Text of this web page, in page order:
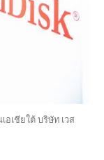
เชียใต้ บริษัท เวส